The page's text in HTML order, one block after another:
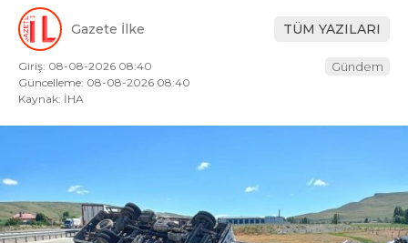
Gazete İlke TÜM YAZILARI
Giriş: 08-08-2026 08:40
Güncelleme: 08-08-2026 08:40
Kaynak: İHA
Gündem